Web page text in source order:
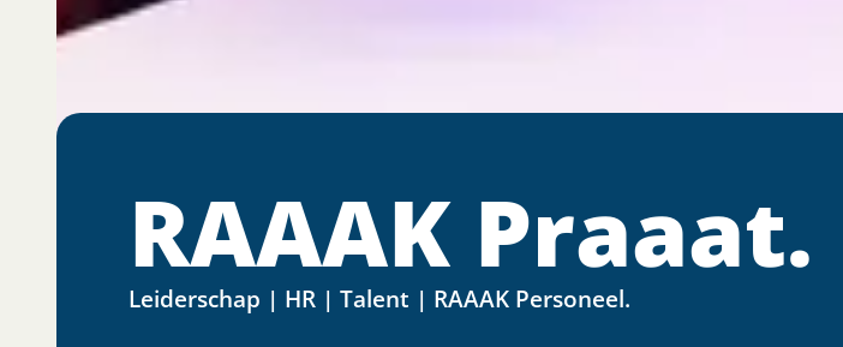
RAAAK Praaat.
Leiderschap | HR | Talent | RAAAK Personeel.